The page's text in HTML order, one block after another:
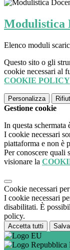
Modulistica
Elenco moduli
Questo sito o gli
cookie necessari al
COOKIE POLICY
Personalizza
Gestione cookie
In questa schermata
I cookie necessari
piattaforma e non è
Per conoscere quali
visionare la
Cookie necessari
I cookie necessari
disabilitati. È
policy.
Accetta tutti